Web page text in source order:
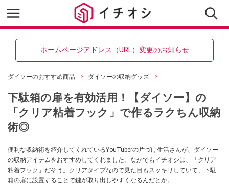
ホームページアドレス（URL）変更のお知らせ
ダイソーのおすすめ商品 ダイソーの収納グッズ
下駄箱の扉を有効活用！【ダイソー】の
「クリア粘着フック」で作るラクちん収納
術◎
便利な収納術を紹介してくれているYouTuberの片づけ生活さんが、ダイソー
の収納アイテムをおすすめしてくれました。なかでもイチオシは、「クリア
粘着フック」だそう。クリアタイプなので見た目もスッキリしていて、下駄
箱の扉に設置することで鍵が取り出しやすくなるんだとか。